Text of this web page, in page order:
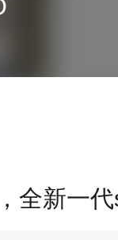
全新一